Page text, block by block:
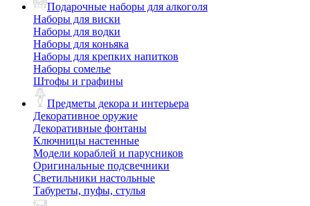
Подарочные наборы для алкоголя
Наборы для виски
Наборы для водки
Наборы для коньяка
Наборы для крепких напитков
Наборы сомелье
Штофы и графины
Предметы декора и интерьера
Декоративное оружие
Декоративные фонтаны
Ключницы настенные
Модели кораблей и парусников
Оригинальные подсвечники
Светильники настольные
Табуреты, пуфы, стулья